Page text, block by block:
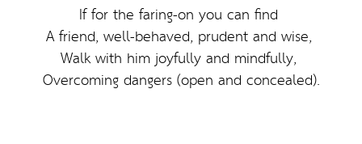
If for the faring-on you can find
A friend, well-behaved, prudent and wise,
Walk with him joyfully and mindfully,
Overcoming dangers (open and concealed).